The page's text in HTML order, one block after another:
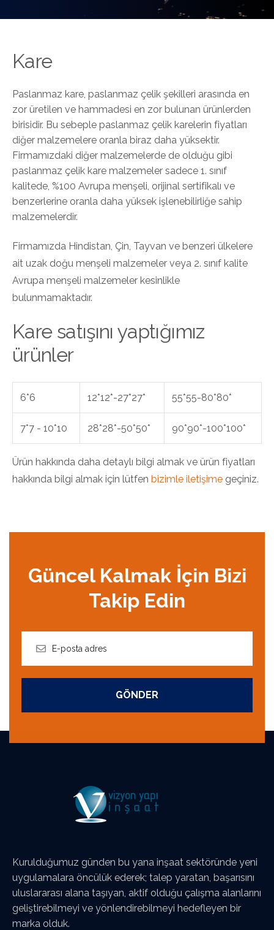
Kare
Paslanmaz kare, paslanmaz çelik şekilleri arasında en
zor üretilen ve hammadesi en zor bulunan ürünlerden
birisidir. Bu sebeple paslanmaz çelik karelerin fiyatları
diğer malzemelere oranla biraz daha yüksektir.
Firmamızdaki diğer malzemelerde de olduğu gibi
paslanmaz çelik kare malzemeler sadece 1. sınıf
kalitede, %100 Avrupa menşeli, orijinal sertifikalı ve
benzerlerine oranla daha yüksek işlenebilirliğe sahip
malzemelerdir.
Firmamızda Hindistan, Çin, Tayvan ve benzeri ülkelere
ait uzak doğu menşeli malzemeler veya 2. sınıf kalite
Avrupa menşeli malzemeler kesinlikle
bulunmamaktadır.
Kare satışını yaptığımız
ürünler
6*6 12*12*-27*27* 55*55-80*80*
7*7 - 10*10 28*28*-50*50* 90*90*-100*100*
Ürün hakkında daha detaylı bilgi almak ve ürün fiyatları
hakkında bilgi almak için lütfen bizimle iletişime geçiniz.
Güncel Kalmak İçin Bizi
Takip Edin
GÖNDER
Kurulduğumuz günden bu yana inşaat sektöründe yeni
uygulamalara öncülük ederek; talep yaratan, başarısını
uluslararası alana taşıyan, aktif olduğu çalışma alanlarını
geliştirebilmeyi ve yönlendirebilmeyi hedefleyen bir
marka olduk.